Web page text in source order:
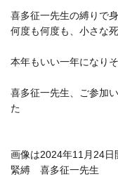
喜多征一先生の縛りで
何度も何度も、小さな
本年もいい一年になり
喜多征一先生、ご参加
た
画像は2024年11月24日
緊縛 喜多征一先生